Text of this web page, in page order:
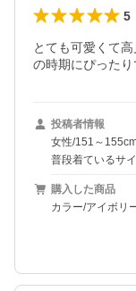
5
とても可愛くて
の時期にぴったり
投稿者情報
女性/151～
普段着ているサ
購入した商品
カラー/アイボリ